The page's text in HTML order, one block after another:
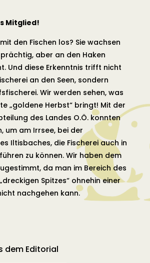
Mitglied!
den Fischen los? Sie wachsen
aber an den Haken
Und diese Erkenntnis trifft nicht
an den Seen, sondern
Wir werden sehen, was
„goldene Herbst“ bringt! Mit der
des Landes O.Ö. konnten
um am Irrsee, bei der
Iltisbaches, die Fischerei auch in
zu können. Wir haben dem
da man im Bereich des
Spitzes“ ohnehin einer
nachgehen kann.
dem Editorial